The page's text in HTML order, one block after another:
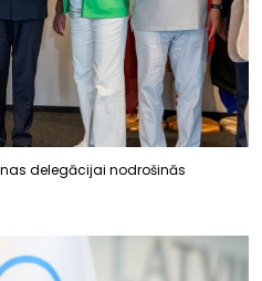
delegācijai nodrošinās